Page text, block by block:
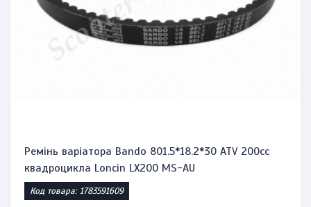
Ремінь варіатора Bando 801.5*18.2*30 ATV 200cc
квадроцикла Loncin LX200 MS-AU
Код товара: 1783591609